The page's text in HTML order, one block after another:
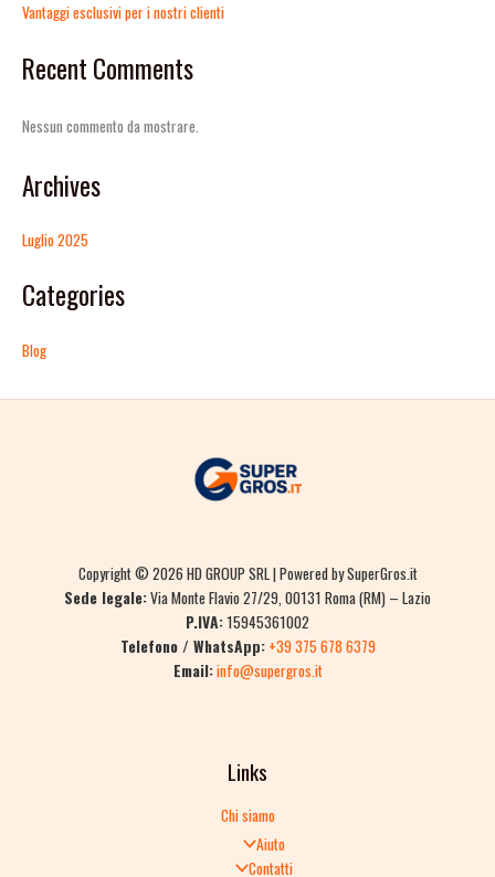
Vantaggi esclusivi per i nostri clienti
Recent Comments
Nessun commento da mostrare.
Archives
Luglio 2025
Categories
Blog
Copyright © 2026 HD GROUP SRL | Powered by SuperGros.it
Sede legale:Via Monte Flavio 27/29, 00131 Roma (RM) – Lazio
P.IVA:15945361002
Telefono / WhatsApp: +39 375 678 6379
Email:info@supergros.it
Links
Chi siamo
Aiuto
Contatti